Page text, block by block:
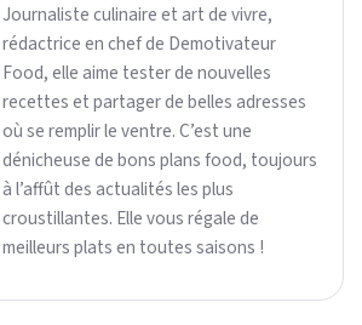
Journaliste culinaire et art de vivre,
rédactrice en chef de Demotivateur
Food, elle aime tester de nouvelles
recettes et partager de belles adresses
où se remplir le ventre. C’est une
dénicheuse de bons plans food, toujours
à l’affût des actualités les plus
croustillantes. Elle vous régale de
meilleurs plats en toutes saisons !